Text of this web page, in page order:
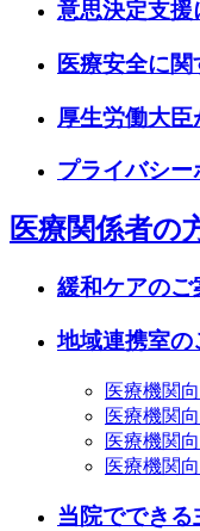
意思決定支援
医療安全に
厚生労働大
プライバシー
医療関係者の
緩和ケアのご
地域連携室の
医療機関
医療機関
医療機関
医療機関
当院でできる